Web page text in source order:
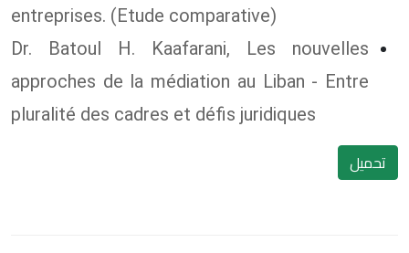
entreprises. (Etude comparative)
Dr. Batoul H. Kaafarani, Les nouvelles
approches de la médiation au Liban - Entre
pluralité des cadres et défis juridiques
تحميل